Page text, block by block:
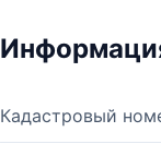
Кадастровый